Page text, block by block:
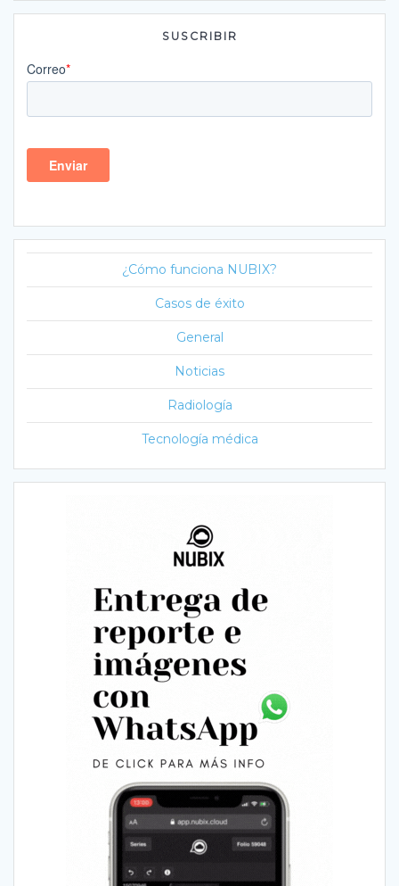
SUSCRIBIR
¿Cómo funciona NUBIX?
Casos de éxito
General
Noticias
Radiología
Tecnología médica